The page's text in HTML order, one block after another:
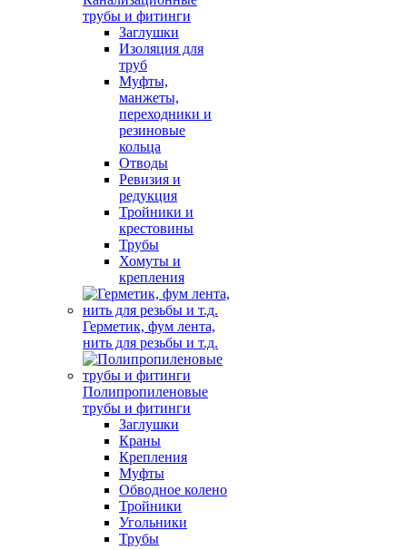
трубы и фитинги
Заглушки
Изоляция для
труб
Муфты,
манжеты,
переходники и
резиновые
кольца
Отводы
Ревизия и
редукция
Тройники и
крестовины
Трубы
Хомуты и
крепления
Герметик, фум лента,
нить для резьбы и т.д.
Полипропиленовые
трубы и фитинги
Заглушки
Краны
Крепления
Муфты
Обводное колено
Тройники
Угольники
Трубы